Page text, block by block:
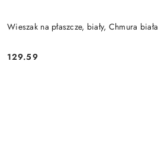
Wieszak na płaszcze, biały, Chmura biała
Cena:
129.59